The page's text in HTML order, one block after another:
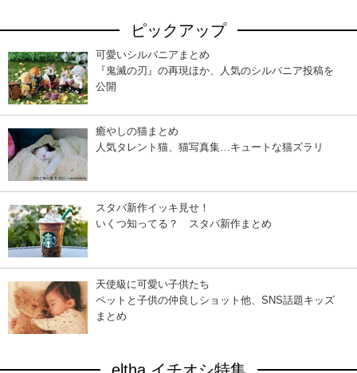
ピックアップ
可愛いシルバニアまとめ
『鬼滅の刃』の再現ほか、人気のシルバニア投稿を
公開
癒やしの猫まとめ
人気タレント猫、猫写真集…キュートな猫ズラリ
スタバ新作イッキ見せ！
いくつ知ってる？ スタバ新作まとめ
天使級に可愛い子供たち
ペットと子供の仲良しショット他、SNS話題キッズ
まとめ